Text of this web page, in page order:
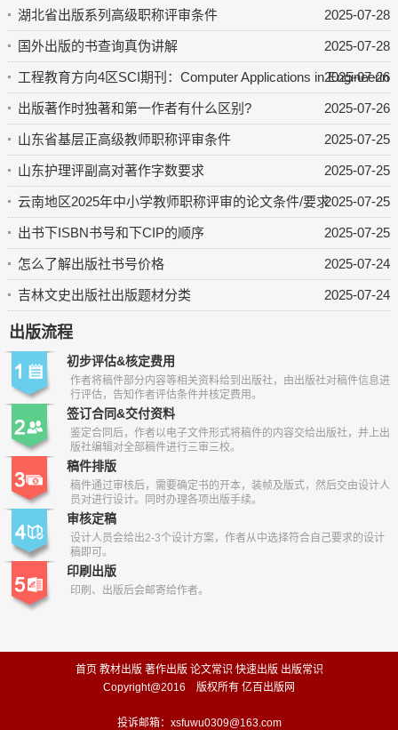
2025-07-28
湖北省出版系列高级职称评审条件
2025-07-28
国外出版的书查询真伪讲解
2025-07-26
工程教育方向4区SCI期刊：Computer Applications in
2025-07-26
出版著作时独著和第一作者有什么区别?
2025-07-25
山东省基层正高级教师职称评审条件
2025-07-25
山东护理评副高对著作字数要求
2025-07-25
云南地区2025年中小学教师职称评审的论文条件/要求
2025-07-25
出书下ISBN书号和下CIP的顺序
2025-07-24
怎么了解出版社书号价格
2025-07-24
吉林文史出版社出版题材分类
出版流程
初步评估&核定费用
作者将稿件部分内容等相关资料给到出版社，由出版社对稿件信息进
行评估，告知作者评估条件并核定费用。
签订合同&交付资料
鉴定合同后，作者以电子文件形式将稿件的内容交给出版社，并上出
版社编辑对全部稿件进行三审三校。
稿件排版
稿件通过审核后，需要确定书的开本，装帧及版式，然后交由设计人
员对进行设计。同时办理各项出版手续。
审核定稿
设计人员会给出2-3个设计方案，作者从中选择符合自己要求的设计
稿即可。
印刷出版
印刷、出版后会邮寄给作者。
首页 教材出版 著作出版 论文常识 快速出版 出版常识
Copyright@2016 版权所有 亿百出版网
投诉邮箱：xsfuwu0309@163.com